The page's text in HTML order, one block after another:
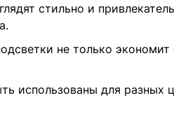
стильно и
не только
использованы для разных